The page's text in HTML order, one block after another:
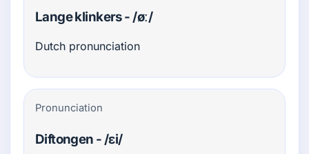
Lange klinkers - /øː/
Dutch pronunciation
Pronunciation
Diftongen - /ɛi/